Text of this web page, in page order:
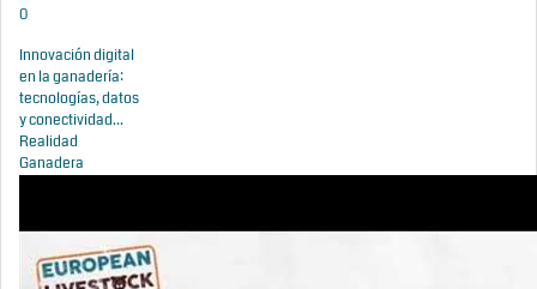
0
Innovación digital
en la ganadería:
tecnologías, datos
y conectividad...
Realidad
Ganadera